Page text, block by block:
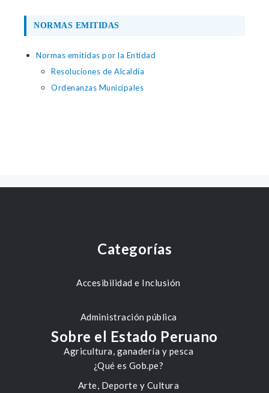
NORMAS EMITIDAS
Normas emitidas por la Entidad
Resoluciones de Alcaldía
Ordenanzas Municipales
Categorías
Accesibilidad e Inclusión
Administración pública
Agricultura, ganadería y pesca
Arte, Deporte y Cultura
Sobre el Estado Peruano
¿Qué es Gob.pe?